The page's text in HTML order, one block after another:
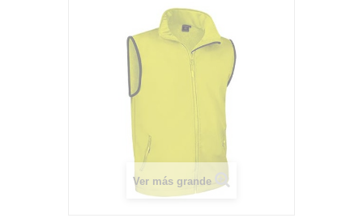
Ver más grande